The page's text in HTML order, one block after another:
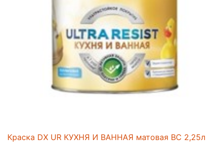
Краска DX UR КУХНЯ И ВАННАЯ матовая BC 2,25л